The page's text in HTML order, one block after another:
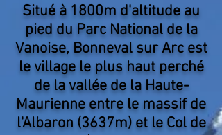
Situé à 1800m d'altitude au
pied du Parc National de la
Vanoise, Bonneval sur Arc est
le village le plus haut perché
de la vallée de la Haute-
Maurienne entre le massif de
l'Albaron (3637m) et le Col de